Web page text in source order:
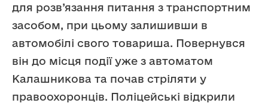
для розв’язання питання з транспортним
засобом, при цьому залишивши в
автомобілі свого товариша. Повернувся
він до місця події уже з автоматом
Калашникова та почав стріляти у
правоохоронців. Поліцейські відкрили